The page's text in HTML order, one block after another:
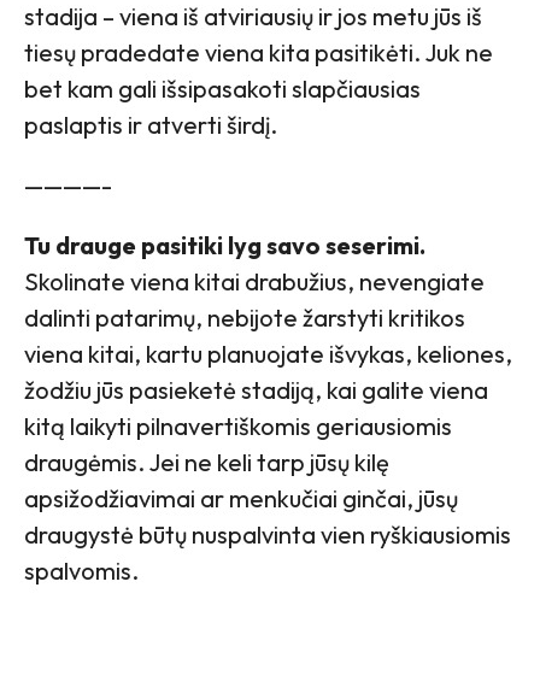
stadija – viena iš atviriausių ir jos metu jūs iš
tiesų pradedate viena kita pasitikėti. Juk ne
bet kam gali išsipasakoti slapčiausias
paslaptis ir atverti širdį.
————-
Tu drauge pasitiki lyg savo seserimi.
Skolinate viena kitai drabužius, nevengiate
dalinti patarimų, nebijote žarstyti kritikos
viena kitai, kartu planuojate išvykas, keliones,
žodžiu jūs pasieketė stadiją, kai galite viena
kitą laikyti pilnavertiškomis geriausiomis
draugėmis. Jei ne keli tarp jūsų kilę
apsižodžiavimai ar menkučiai ginčai, jūsų
draugystė būtų nuspalvinta vien ryškiausiomis
spalvomis.